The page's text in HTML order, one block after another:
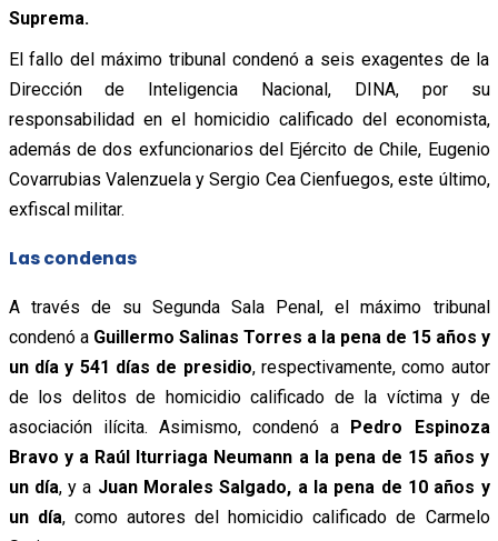
Suprema.
El fallo del máximo tribunal condenó a seis exagentes de la
Dirección de Inteligencia Nacional, DINA, por su
responsabilidad en el homicidio calificado del economista,
además de dos exfuncionarios del Ejército de Chile, Eugenio
Covarrubias Valenzuela y Sergio Cea Cienfuegos, este último,
exfiscal militar.
Las condenas
A través de su Segunda Sala Penal, el máximo tribunal
condenó a Guillermo Salinas Torres a la pena de 15 años y
un día y 541 días de presidio, respectivamente, como autor
de los delitos de homicidio calificado de la víctima y de
asociación ilícita. Asimismo, condenó a Pedro Espinoza
Bravo y a Raúl Iturriaga Neumann a la pena de 15 años y
un día, y a Juan Morales Salgado, a la pena de 10 años y
un día, como autores del homicidio calificado de Carmelo